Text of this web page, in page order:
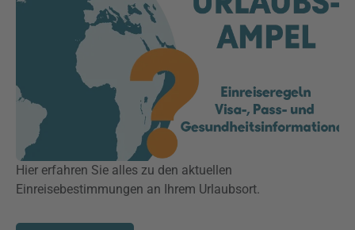
Hier erfahren Sie alles zu den aktuellen
Einreisebestimmungen an Ihrem Urlaubsort.